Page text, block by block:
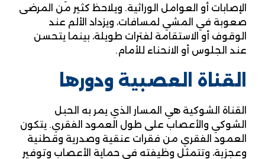
الإصابات أو العوامل الوراثية. ويلاحظ كثير من المرضى
صعوبة في المشي لمسافات، ويزداد الألم عند
الوقوف أو الاستقامة لفترات طويلة، بينما يتحسن
عند الجلوس أو الانحناء للأمام.
القناة العصبية ودورها
القناة الشوكية هي المسار الذي يمر به الحبل
الشوكي والأعصاب على طول العمود الفقري. يتكون
العمود الفقري من فقرات عنقية وصدرية وقطنية
وعجزية، وتتمثل وظيفته في حماية الأعصاب وتوفير